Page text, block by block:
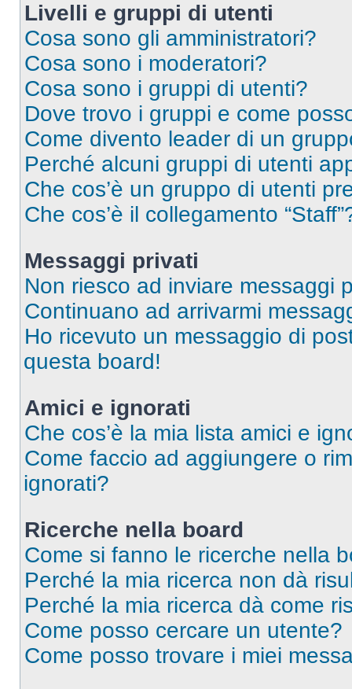
Livelli e gruppi di utenti
Cosa sono gli amministratori?
Cosa sono i moderatori?
Cosa sono i gruppi di utenti?
Dove trovo i gruppi e come
Come divento leader di un
Perché alcuni gruppi di utenti
Che cos’è un gruppo di utenti
Che cos’è il collegamento
Messaggi privati
Non riesco ad inviare messaggi
Continuano ad arrivarmi
Ho ricevuto un messaggio di
questa board!
Amici e ignorati
Che cos’è la mia lista amici e
Come faccio ad aggiungere o
ignorati?
Ricerche nella board
Come si fanno le ricerche nella
Perché la mia ricerca non dà
Perché la mia ricerca dà come
Come posso cercare un utente?
Come posso trovare i miei